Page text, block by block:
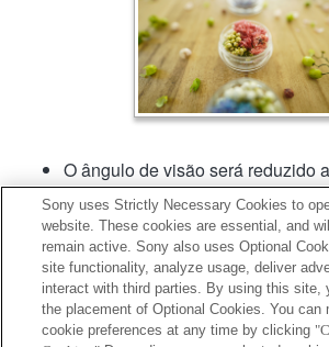
O ângulo de visão será reduzido
formato APS-C.
[Lens Comp.: Distortion]
Distorção] será definida para
Sony uses Strictly Necessary Cookies to
website. These cookies are essential, and
remain active. Sony also uses Optional
site functionality, analyze usage, deliver
interact with third parties. By using this site,
the placement of Optional Cookies. You can
cookie preferences at any time by clicking